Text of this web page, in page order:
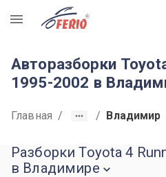
R
Авторазборки
1995-2002 в
Главная / / Владимир
Разборки Toyota 4
в Владимире